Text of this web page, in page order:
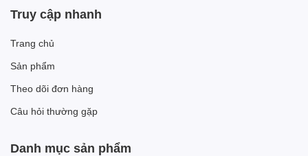
Truy cập nhanh
Trang chủ
Sản phẩm
Theo dõi đơn hàng
Câu hỏi thường gặp
Danh mục sản phẩm